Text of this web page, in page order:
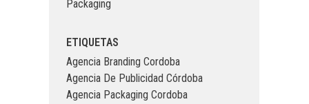
Packaging
ETIQUETAS
Agencia Branding Cordoba
Agencia De Publicidad Córdoba
Agencia Packaging Cordoba